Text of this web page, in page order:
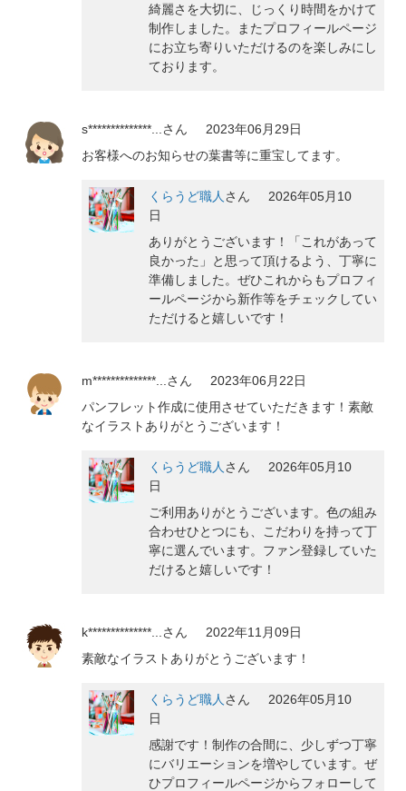
綺麗さを大切に、じっくり時間をかけて
制作しました。またプロフィールページ
にお立ち寄りいただけるのを楽しみにし
ております。
s**************... さん
2023年06月29日
お客様へのお知らせの葉書等に重宝してます。
くらうど職人 さん
2026年05月10
日
ありがとうございます！「これがあって
良かった」と思って頂けるよう、丁寧に
準備しました。ぜひこれからもプロフィ
ールページから新作等をチェックしてい
ただけると嬉しいです！
m**************... さん
2023年06月22日
パンフレット作成に使用させていただきます！素敵
なイラストありがとうございます！
くらうど職人 さん
2026年05月10
日
ご利用ありがとうございます。色の組み
合わせひとつにも、こだわりを持って丁
寧に選んでいます。ファン登録していた
だけると嬉しいです！
k**************... さん
2022年11月09日
素敵なイラストありがとうございます！
くらうど職人 さん
2026年05月10
日
感謝です！制作の合間に、少しずつ丁寧
にバリエーションを増やしています。ぜ
ひプロフィールページからフォローして